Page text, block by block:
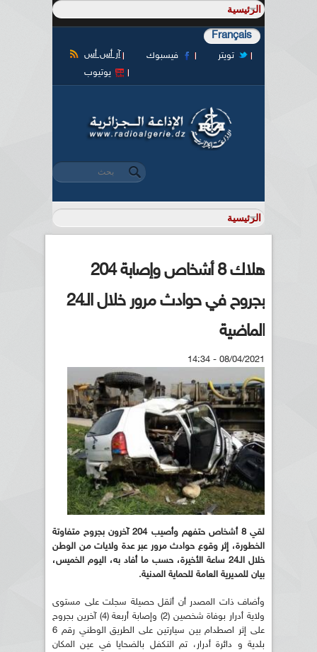
Français
آر أس أس فيسبوك
تويتر
يوتيوب
استمارة البحث
‏بحث ‏
هلاك 8 أشخاص وإصابة 204
بجروح في حوادث مرور خلال الـ24
الماضية
08/04/2021 - 14:34
لقي 8 أشخاص حتفهم وأصيب 204 آخرون بجروح متفاوتة
الخطورة، إثر وقوع حوادث مرور عبر عدة ولايات من الوطن
خلال الـ24 ساعة الأخيرة، حسب ما أفاد به، اليوم الخميس،
بيان للمديرية العامة للحماية المدنية.
وأضاف ذات المصدر أن أثقل حصيلة سجلت على مستوى
ولاية أدرار بوفاة شخصين (2) وإصابة أربعة (4) آخرين بجروح
على إثر اصطدام بين سيارتين على الطريق الوطني رقم 6
بلدية و دائرة أدرار، تم التكفل بالضحايا في عين المكان